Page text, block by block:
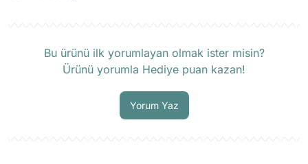
Bu ürünü ilk yorumlayan olmak ister misin?
Ürünü yorumla Hediye puan kazan!
Yorum Yaz